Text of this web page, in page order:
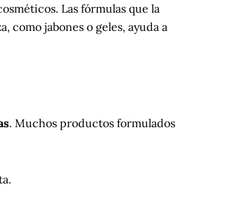
Las fórmulas que la
como jabones o geles, ayuda a
. Muchos productos formulados